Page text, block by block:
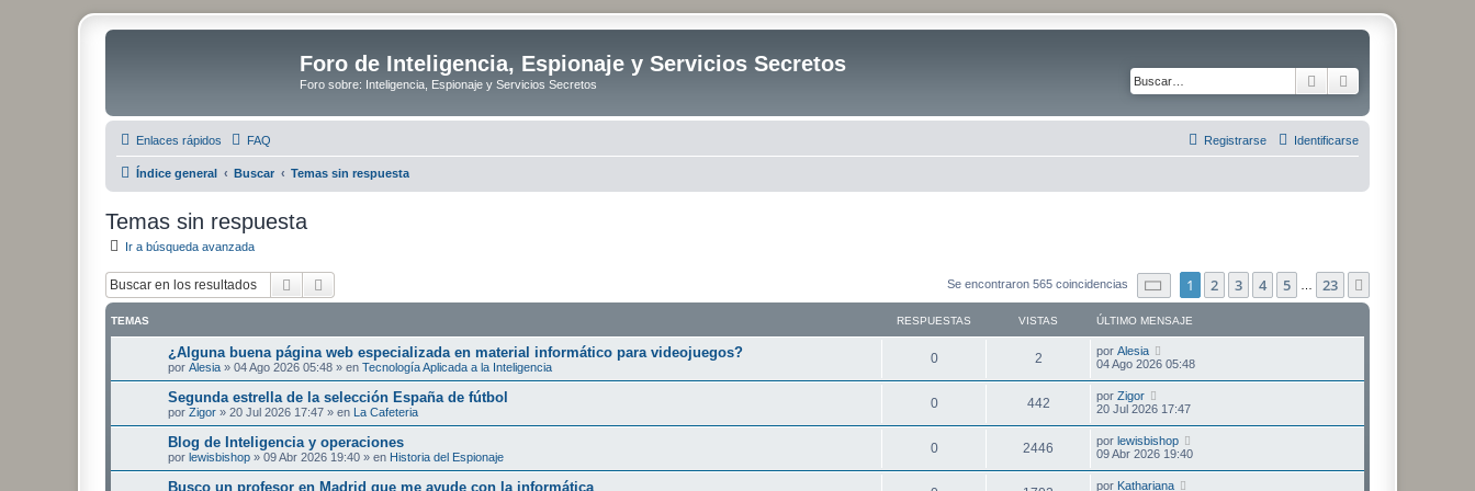
Foro de Inteligencia, Espionaje y Servicios Secretos
Foro sobre: Inteligencia, Espionaje y Servicios Secretos Buscar
Enlaces rápidos FAQ Identificarse
Registrarse
Índice general Buscar Temas sin respuesta
Temas sin respuesta
Ir a búsqueda avanzada
Buscar Se encontraron 565 coincidencias Página1 de 23
1 2 3 4 5 23
TEMAS RESPUESTAS VISTAS ÚLTIMO MENSAJE
¿Alguna buena página web especializada en material informático para videojuegos?
por Alesia » 04 Ago 2026 05:48 » en Tecnología Aplicada a la Inteligencia
0R
e
p
u
2V
i
t
a
Ú
l
m
o
m
e
n
s
a
por Alesia
04 Ago 2026 05:48
Segunda estrella de la selección España de fútbol
por Zigor » 20 Jul 2026 17:47 » en La Cafeteria
0R
e
p
442V
i
t
Ú
l
m
o
m
e
por Zigor
20 Jul 2026 17:47
Blog de Inteligencia y operaciones
por lewisbishop » 09 Abr 2026 19:40 » en Historia del Espionaje
0R
e
2446
i
Ú
l
por lewisbishop
09 Abr 2026 19:40
Busco un profesor en Madrid que me ayude con la informática
Ú
por Kathariana